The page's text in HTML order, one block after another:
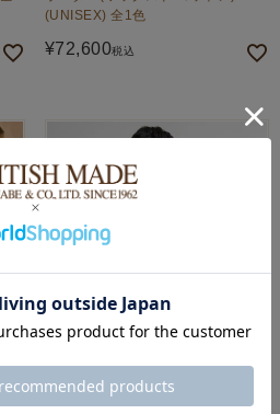
(UNISEX) 全1色
¥72,600税込
Barbour